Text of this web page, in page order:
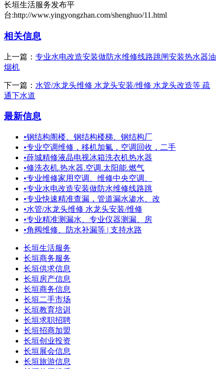
长垣生活服务发布平
台:http://www.yingyongzhan.com/shenghuo/11.html
相关信息
上一篇： 专业水电改造安装做防水维修线路跳闸安装热水器油
烟机
下一篇： 水管/水龙头维修 水龙头安装/维修 水龙头改造等 疏
通下水道
最新信息
•钢结构阁楼、钢结构楼梯、钢结构厂
•专业空调维修，移机加氟，空调回收，二手
•薛城精修液晶电视冰箱洗衣机热水器
•修洗衣机.热水器.空调.太阳能.燃气
•专业维修家用空调、维修中央空调、
•专业水电改造安装做防水维修线路跳
•专业快速精准查漏，管道漏水渗水、改
•水管/水龙头维修 水龙头安装/维修
•专业精准测漏水、专业仪器测漏、房
•角阀维修、防水补漏等 | 支持水路
长垣生活服务
长垣商务服务
长垣供求信息
长垣房产信息
长垣商务信息
长垣二手市场
长垣教育培训
长垣求职招聘
长垣招商加盟
长垣创业投资
长垣展会信息
长垣旅游信息